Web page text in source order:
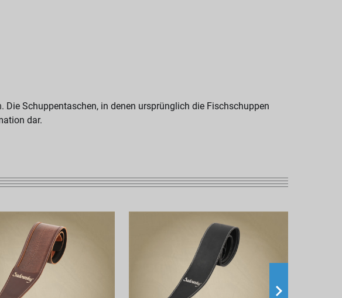
Schuppentaschen, in denen ursprünglich die Fischschuppen
dar.